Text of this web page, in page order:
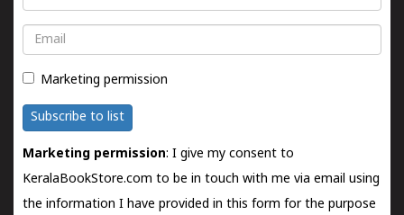
Email
Marketing permission
Subscribe to list
Marketing permission: I give my consent to
KeralaBookStore.com to be in touch with me via email using
the information I have provided in this form for the purpose